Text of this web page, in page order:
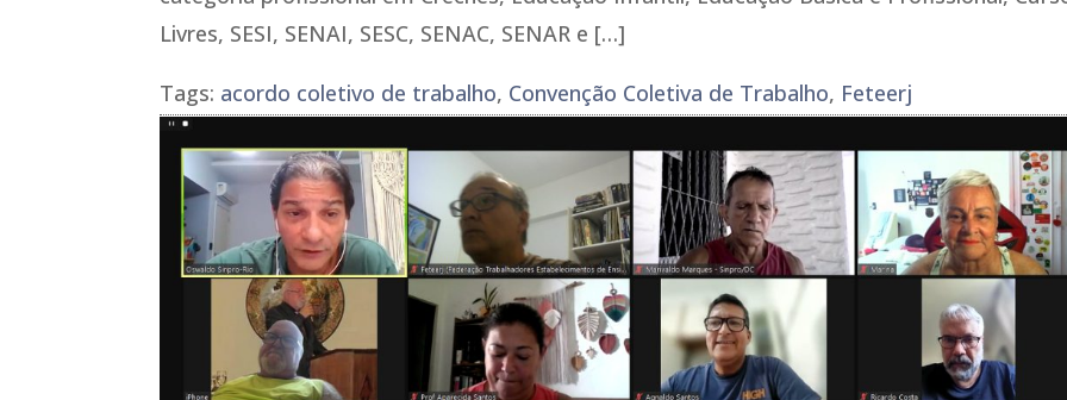
Livres, SESI, SENAI, SESC, SENAC, SENAR e […]
Tags: acordo coletivo de trabalho, Convenção Coletiva de Trabalho, Feteerj